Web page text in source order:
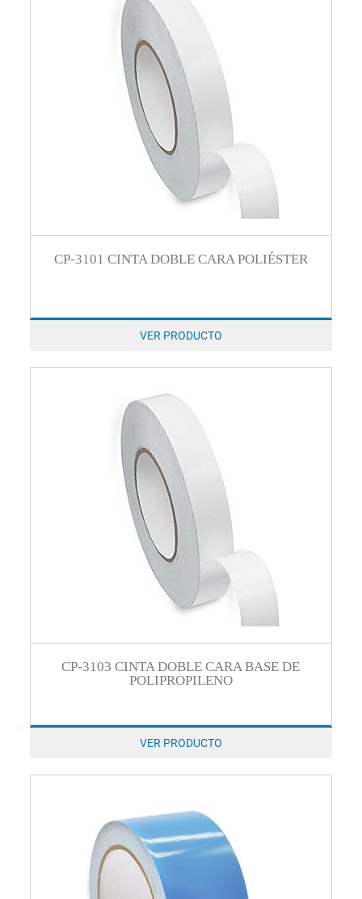
CP-3101 CINTA DOBLE CARA POLIÉSTER
VER PRODUCTO
CP-3103 CINTA DOBLE CARA BASE DE
POLIPROPILENO
VER PRODUCTO